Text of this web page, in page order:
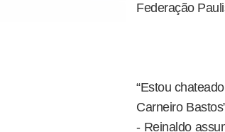
Federação
“Estou
Carneiro
- Reinaldo